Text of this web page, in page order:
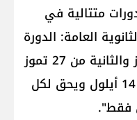
متتالية في
العامة: الدورة
الأولى من 29 حزيران لـ 6 تموز والثانية من 27 تموز
لـ 3 آب والثالثة من 7 أيلول لـ 14 أيلول ويحق لكل
فقط".